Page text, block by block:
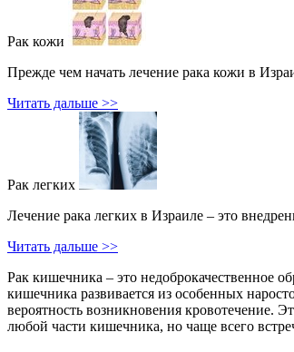
Рак кожи
Прежде чем начать лечение рака кожи в
Читать дальше >>
Рак легких
Лечение рака легких в Израиле – это
Читать дальше >>
Рак кишечника – это недоброкачественное
кишечника развивается из особенных
вероятность возникновения кровотечение.
любой части кишечника, но чаще всего